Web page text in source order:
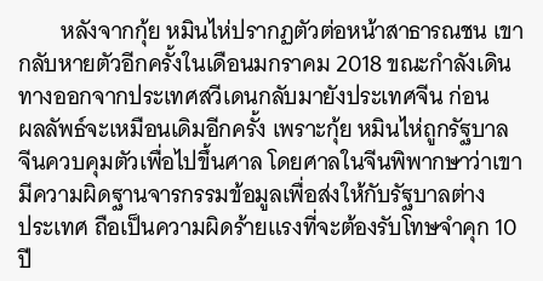
หลังจากกุ้ย หมินไห่ปรากฏตัวต่อหน้าสาธารณชน เขา
กลับหายตัวอีกครั้งในเดือนมกราคม 2018 ขณะกำลังเดิน
ทางออกจากประเทศสวีเดนกลับมายังประเทศจีน ก่อน
ผลลัพธ์จะเหมือนเดิมอีกครั้ง เพราะกุ้ย หมินไห่ถูกรัฐบาล
จีนควบคุมตัวเพื่อไปขึ้นศาล โดยศาลในจีนพิพากษาว่าเขา
มีความผิดฐานจารกรรมข้อมูลเพื่อส่งให้กับรัฐบาลต่าง
ประเทศ ถือเป็นความผิดร้ายแรงที่จะต้องรับโทษจำคุก 10
ปี